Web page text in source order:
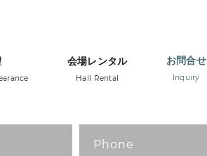
会場レンタル
Hall Rental
お問合せ
Inquiry